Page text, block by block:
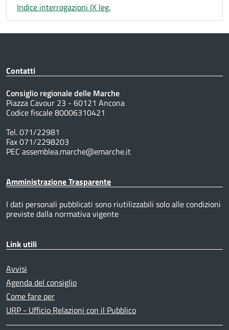
Indice interrogazioni IX leg.
Contatti
Consiglio regionale delle Marche
Piazza Cavour 23 - 60121 Ancona
Codice fiscale 80006310421
Tel. 071/22981
Fax 071/2298203
PEC assemblea.marche@emarche.it
Amministrazione Trasparente
I dati personali pubblicati sono riutilizzabili solo alle condizioni
previste dalla normativa vigente
Link utili
Avvisi
Agenda del consiglio
Come fare per
URP - Ufficio Relazioni con il Pubblico